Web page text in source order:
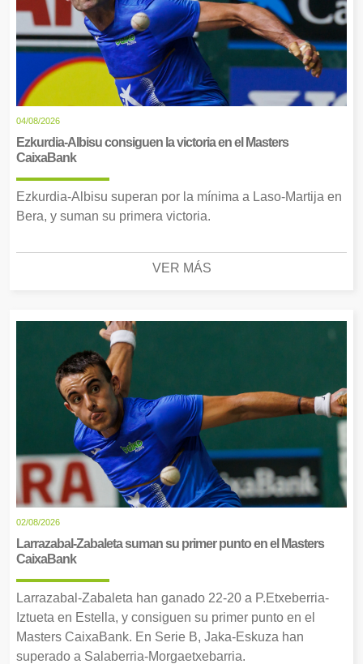
04/08/2026
Ezkurdia-Albisu consiguen la victoria en el Masters
CaixaBank
Ezkurdia-Albisu superan por la mínima a Laso-Martija en
Bera, y suman su primera victoria.
VER MÁS
02/08/2026
Larrazabal-Zabaleta suman su primer punto en el Masters
CaixaBank
Larrazabal-Zabaleta han ganado 22-20 a P.Etxeberria-
Iztueta en Estella, y consiguen su primer punto en el
Masters CaixaBank. En Serie B, Jaka-Eskuza han
superado a Salaberria-Morgaetxebarria.